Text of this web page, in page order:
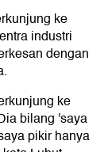
ke
industri
dengan
ke
bilang 'saya
pikir hanya